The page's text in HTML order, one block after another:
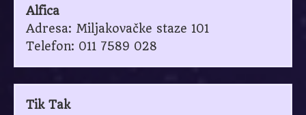
Alfica
Adresa: Miljakovačke staze 101
Telefon: 011 7589 028
Tik Tak